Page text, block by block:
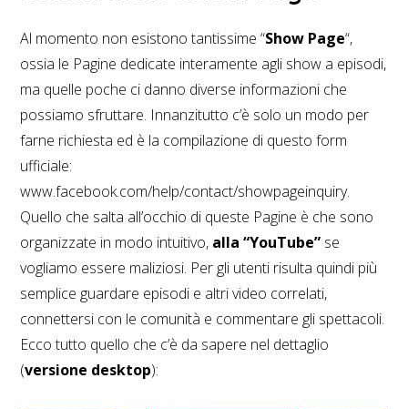
Al momento non esistono tantissime “Show Page“,
ossia le Pagine dedicate interamente agli show a episodi,
ma quelle poche ci danno diverse informazioni che
possiamo sfruttare. Innanzitutto c’è solo un modo per
farne richiesta ed è la compilazione di questo form
ufficiale:
www.facebook.com/help/contact/showpageinquiry.
Quello che salta all’occhio di queste Pagine è che sono
organizzate in modo intuitivo, alla “YouTube” se
vogliamo essere maliziosi. Per gli utenti risulta quindi più
semplice guardare episodi e altri video correlati,
connettersi con le comunità e commentare gli spettacoli.
Ecco tutto quello che c’è da sapere nel dettaglio
(versione desktop):